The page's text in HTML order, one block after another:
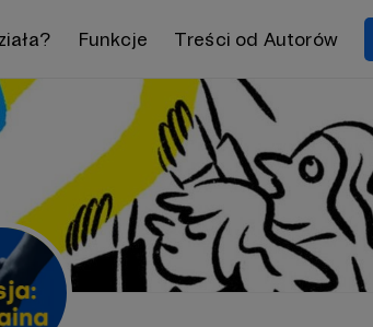
Funkcje Treści od Autorów